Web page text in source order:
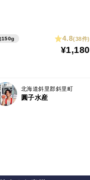
150g 4.8(38件)
¥1,180
北海道斜里郡斜里町
圓子水産